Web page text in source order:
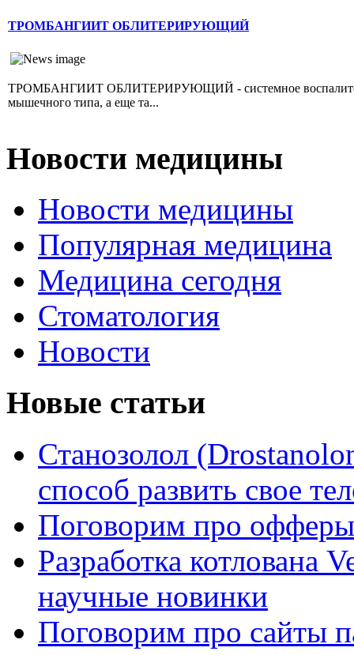
ТРОМБАНГИИТ ОБЛИТЕРИРУЮЩИЙ
ТРОМБАНГИИТ ОБЛИТЕРИРУЮЩИЙ - системное
мышечного типа, а еще та...
Новости медицины
Новости медицины
Популярная медицина
Медицина сегодня
Стоматология
Новости
Новые статьи
Станозолол
способ развить свое
Поговорим про
Разработка котлована
научные новинки
Поговорим про сайты